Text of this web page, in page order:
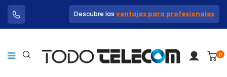
Descubre las ventajas para profesionales
0